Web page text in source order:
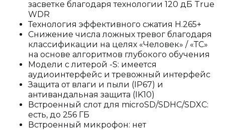
засветке благодаря технологии 120 дБ True
WDR
Технология эффективного сжатия H.265+
Снижение числа ложных тревог благодаря
классификации на целях «Человек» / «ТС»
на основе алгоритмов глубокого обучения
Модели с литерой -S: имеется
аудиоинтерфейс и тревожный интерфейс
Защита от влаги и пыли (IP67) и
антивандальная защита (IK10)
Встроенный слот для microSD/SDHC/SDXC:
есть, до 256 ГБ
Встроенный микрофон: нет